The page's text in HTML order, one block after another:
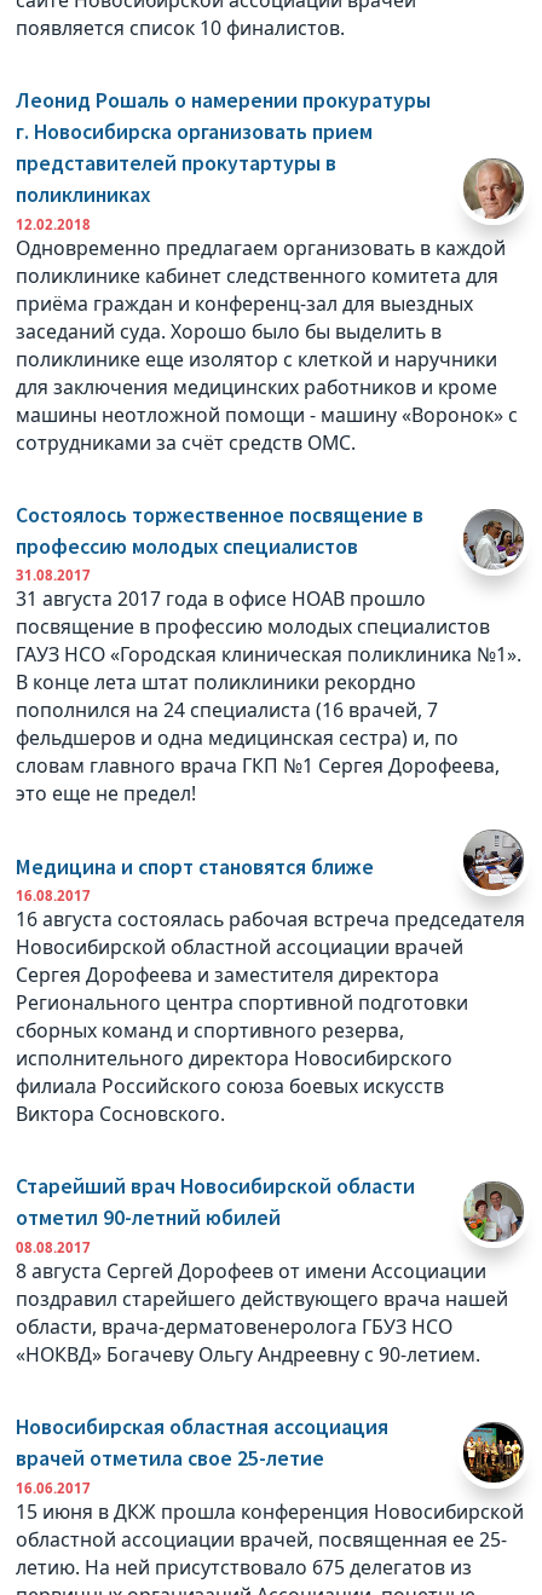
появляется список 10 финалистов.
Леонид Рошаль о намерении прокуратуры
г. Новосибирска организовать прием
представителей прокутартуры в
поликлиниках
12.02.2018
Одновременно предлагаем организовать в каждой
поликлинике кабинет следственного комитета для
приёма граждан и конференц-зал для выездных
заседаний суда. Хорошо было бы выделить в
поликлинике еще изолятор с клеткой и наручники
для заключения медицинских работников и кроме
машины неотложной помощи - машину «Воронок» с
сотрудниками за счёт средств ОМС.
Состоялось торжественное посвящение в
профессию молодых специалистов
31.08.2017
31 августа 2017 года в офисе НОАВ прошло
посвящение в профессию молодых специалистов
ГАУЗ НСО «Городская клиническая поликлиника №1».
В конце лета штат поликлиники рекордно
пополнился на 24 специалиста (16 врачей, 7
фельдшеров и одна медицинская сестра) и, по
словам главного врача ГКП №1 Сергея Дорофеева,
это еще не предел!
Медицина и спорт становятся ближе
16.08.2017
16 августа состоялась рабочая встреча председателя
Новосибирской областной ассоциации врачей
Сергея Дорофеева и заместителя директора
Регионального центра спортивной подготовки
сборных команд и спортивного резерва,
исполнительного директора Новосибирского
филиала Российского союза боевых искусств
Виктора Сосновского.
Старейший врач Новосибирской области
отметил 90-летний юбилей
08.08.2017
8 августа Сергей Дорофеев от имени Ассоциации
поздравил старейшего действующего врача нашей
области, врача-дерматовенеролога ГБУЗ НСО
«НОКВД» Богачеву Ольгу Андреевну с 90-летием.
Новосибирская областная ассоциация
врачей отметила свое 25-летие
16.06.2017
15 июня в ДКЖ прошла конференция Новосибирской
областной ассоциации врачей, посвященная ее 25-
летию. На ней присутствовало 675 делегатов из